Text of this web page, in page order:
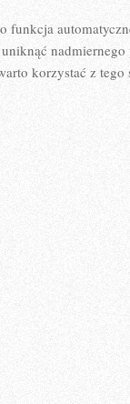
funkcja
korzystać z tego